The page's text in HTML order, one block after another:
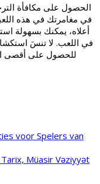
في مغامرتك في هذه
أعلاه، يمكنك بسهولة
في اللعب. لا تنسَ
voor Spelers van
Tarix, Müasir Vəziyyət